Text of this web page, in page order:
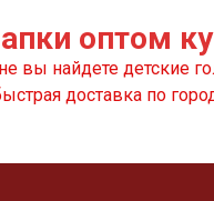
оптом
вы найдете детские
доставка по